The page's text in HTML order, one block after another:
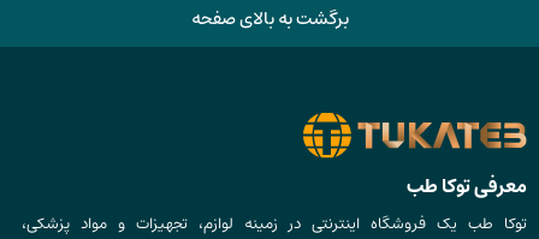
برگشت به بالای صفحه
معرفی توکا طب
توکا طب یک فروشگاه اینترنتی در زمینه لوازم، تجهیزات و مواد پزشکی،